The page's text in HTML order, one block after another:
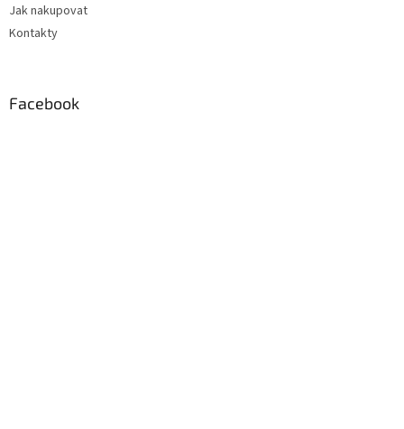
Jak nakupovat
Kontakty
Facebook